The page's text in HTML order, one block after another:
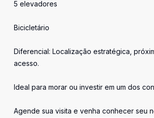
5 elevadores
Bicicletário
Diferencial: Localização estratégica,
acesso.
Ideal para morar ou investir em um dos
Agende sua visita e venha conhecer seu